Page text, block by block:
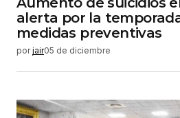
alerta por la
medidas preventivas
por jair05 de diciembre